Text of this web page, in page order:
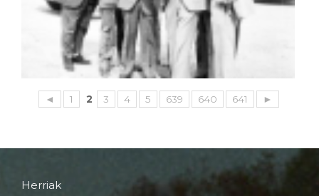
◄ 1 2 3 4 5 639 640 641 ►
Herriak